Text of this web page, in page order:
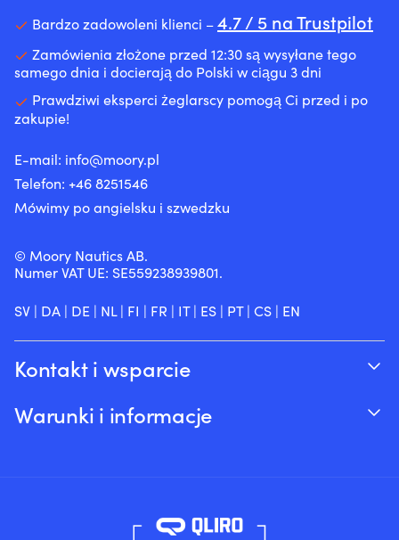
Bardzo zadowoleni klienci –4.7 / 5 na Trustpilot
Zamówienia złożone przed 12:30 są wysyłane tego
samego dnia i docierają do Polski w ciągu 3 dni
Prawdziwi eksperci żeglarscy pomogą Ci przed i po
zakupie!
E-mail: info@moory.pl
Telefon: +46 8251546
Mówimy po angielsku i szwedzku
© Moory Nautics AB.
Numer VAT UE: SE559238939801.
SV | DA | DE | NL| FI | FR | IT| ES | PT| CS | EN
Kontakt i wsparcie
Wyślij nam e-mail na adres info@moory.pl
Warunki i informacje
Zwroty i refundacje